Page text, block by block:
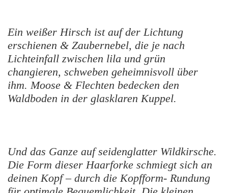
Ein weißer Hirsch ist auf der Lichtung
erschienen & Zaubernebel, die je nach
Lichteinfall zwischen lila und grün
changieren, schweben geheimnisvoll über
ihm. Moose & Flechten bedecken den
Waldboden in der glasklaren Kuppel.
Und das Ganze auf seidenglatter Wildkirsche.
Die Form dieser Haarforke schmiegt sich an
deinen Kopf – durch die Kopfform- Rundung